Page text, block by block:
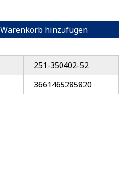
hinzufügen
251-350402-52
3661465285820